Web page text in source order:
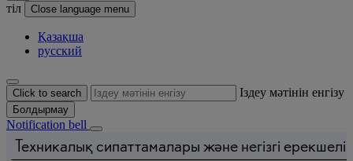
тіл Close language menu
Қазақша
русский
Click to search Іздеу мәтінін енгізу
Болдырмау
Notification bell
Баға жаңартылды Сіздің жинақтамаңыздың бағасы 55 490 000 ₸
Техникалық сипаттамалары және негізгі